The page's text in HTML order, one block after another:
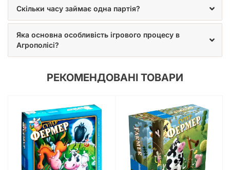
Скільки часу займає одна партія?
Яка основна особливість ігрового процесу в
Агрополісі?
РЕКОМЕНДОВАНІ ТОВАРИ